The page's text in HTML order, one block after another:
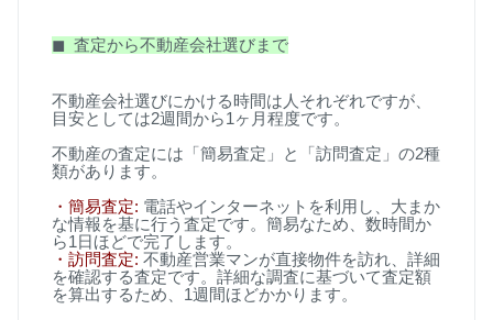
◼ 査定から不動産会社選びまで
不動産会社選びにかける時間は人それぞれですが、
目安としては2週間から1 ヶ月程度です。
不動産の査定には「簡易査定」と「訪問査定」の2種
類があります。
・簡易査定: 電話やインターネットを利用し、大まか
な情報を基に行う査定です。簡易なため、数時間か
ら1 日ほどで完了します。
・訪問査定: 不動産営業マンが直接物件を訪れ、詳細
を確認する査定です。詳細な調査に基づいて査定額
を算出するため、 1 週間ほどかかります。